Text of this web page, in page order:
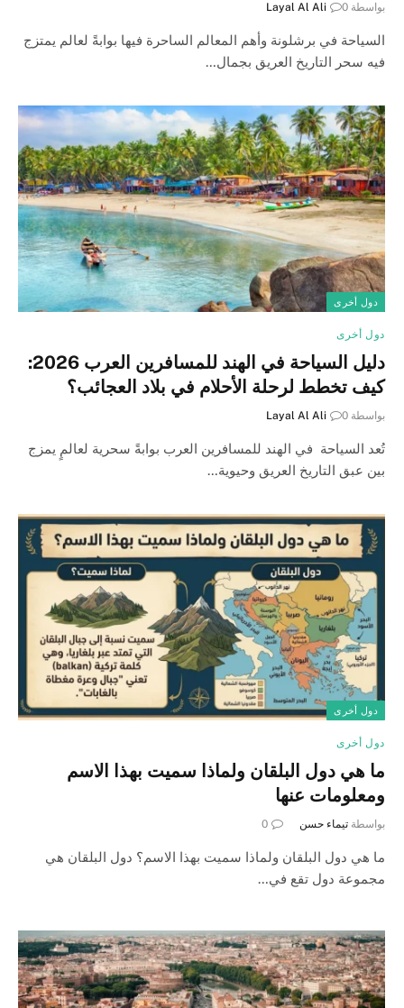
بواسطة Layal Al Ali 0
السياحة في برشلونة وأهم المعالم الساحرة فيها بوابةً لعالم يمتزج
فيه سحر التاريخ العريق بجمال…
دول أخرى
دول أخرى
دليل السياحة في الهند للمسافرين العرب 2026:
كيف تخطط لرحلة الأحلام في بلاد العجائب؟
بواسطة Layal Al Ali 0
تُعد السياحة في الهند للمسافرين العرب بوابةً سحرية لعالمٍ يمزج
بين عبق التاريخ العريق وحيوية…
دول أخرى
دول أخرى
ما هي دول البلقان ولماذا سميت بهذا الاسم
ومعلومات عنها
بواسطة تيماء حسن 0
ما هي دول البلقان ولماذا سميت بهذا الاسم؟ دول البلقان هي
مجموعة دول تقع في…